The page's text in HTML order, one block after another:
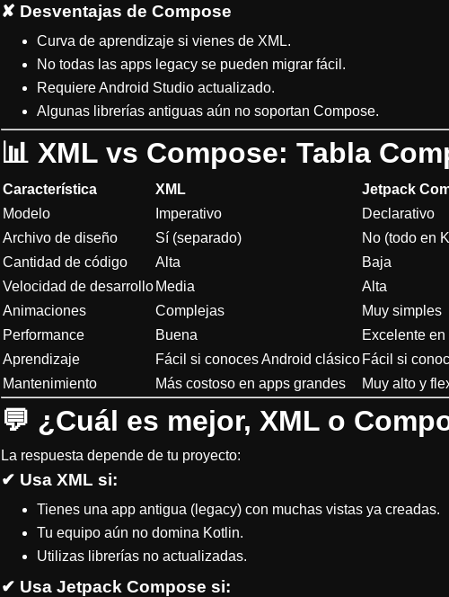
✘ Desventajas de Compose
Curva de aprendizaje si vienes de XML.
No todas las apps legacy se pueden migrar fácil.
Requiere Android Studio actualizado.
Algunas librerías antiguas aún no soportan Compose.
📊 XML vs Compose: Tabla
Característica XML
Jetpack
Modelo
Imperativo
Declarativo
Archivo de diseño
Sí (separado)
No (todo en
Cantidad de código
Alta
Baja
Velocidad de desarrollo Media
Alta
Animaciones
Complejas
Muy simples
Performance
Buena
Excelente
Aprendizaje
Fácil si conoces Android clásico Fácil si
Mantenimiento
Más costoso en apps grandes Muy alto y
💬 ¿Cuál es mejor, XML o
La respuesta depende de tu proyecto:
✔ Usa XML si:
Tienes una app antigua (legacy) con muchas vistas ya creadas.
Tu equipo aún no domina Kotlin.
Utilizas librerías no actualizadas.
✔ Usa Jetpack Compose si: